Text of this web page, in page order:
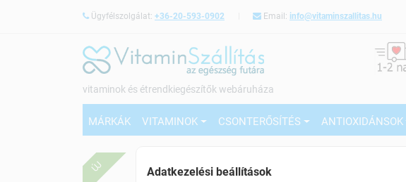
Ügyfélszolgálat: +36-20-593-0902 Email: info@vitaminszallitas.hu
vitaminok és étrendkiegészítők webáruháza
MÁRKÁK VITAMINOK CSONTERŐSÍTÉS ANTIOXIDÁNSOK
ÚJ Adatkezelési beállítások